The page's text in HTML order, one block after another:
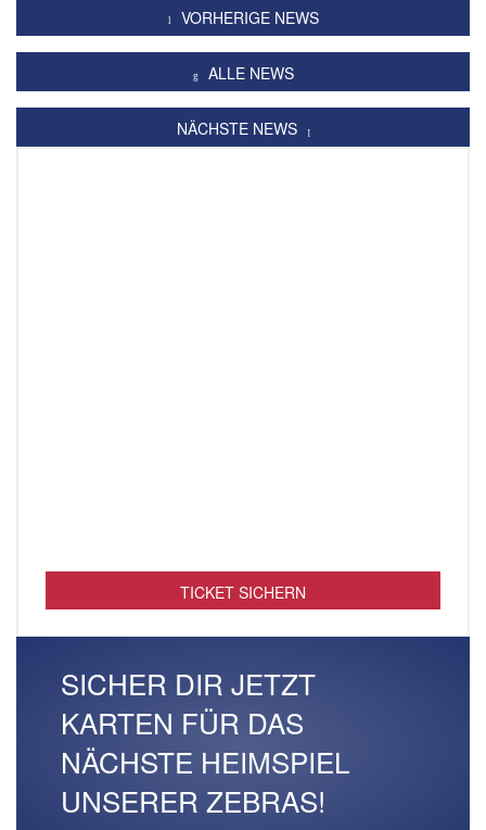
VORHERIGE NEWS
ALLE NEWS
NÄCHSTE NEWS
TICKET SICHERN
SICHER DIR JETZT
KARTEN FÜR DAS
NÄCHSTE HEIMSPIEL
UNSERER ZEBRAS!